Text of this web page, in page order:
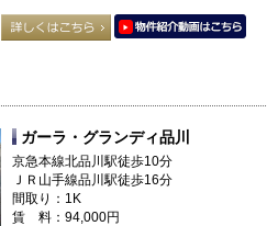
ガーラ・グランディ品川
京急本線北品川駅徒歩10分
ＪＲ山手線品川駅徒歩16分
間取り：1K
賃 料：94,000円